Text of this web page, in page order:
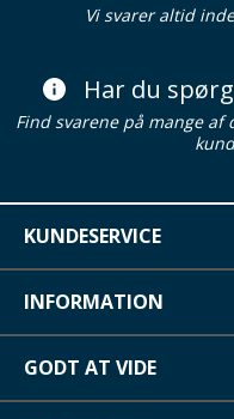
Vi svarer altid
Har du
Find svarene på mange af
KUNDESERVICE
INFORMATION
GODT AT VIDE